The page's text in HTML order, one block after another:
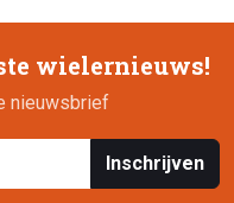
wielernieuws!
nieuwsbrief
Inschrijven